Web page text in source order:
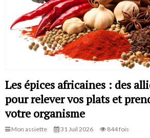
Les épices africaines : des
pour relever vos plats et
votre organisme
Mon assiette 31 Juil 2026 844 fois